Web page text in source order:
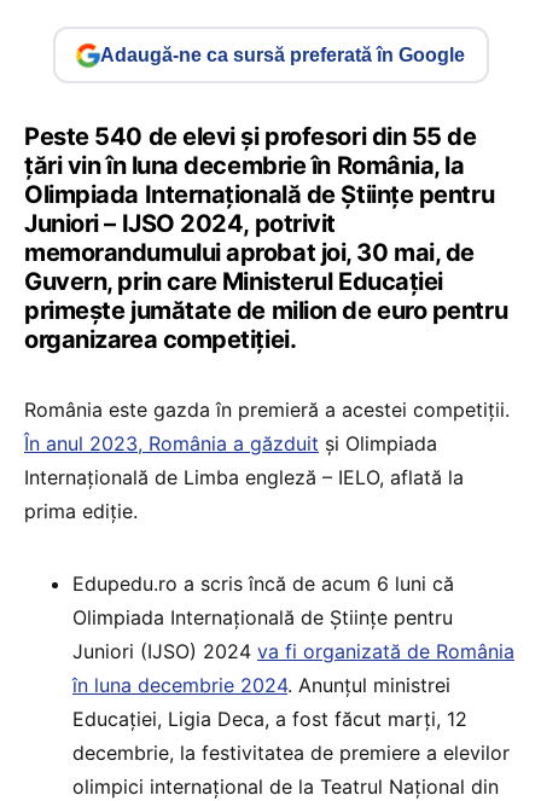
Adaugă-ne ca sursă preferată în Google
Peste 540 de elevi și profesori din 55 de
țări vin în luna decembrie în România, la
Olimpiada Internațională de Științe pentru
Juniori – IJSO 2024, potrivit
memorandumului aprobat joi, 30 mai, de
Guvern, prin care Ministerul Educației
primește jumătate de milion de euro pentru
organizarea competiției.
România este gazda în premieră a acestei competiții.
În anul 2023, România a găzduit și Olimpiada
Internațională de Limba engleză – IELO, aflată la
prima ediție.
Edupedu.ro a scris încă de acum 6 luni că
Olimpiada Internațională de Științe pentru
Juniori (IJSO) 2024 va fi organizată de România
în luna decembrie 2024. Anunțul ministrei
Educației, Ligia Deca, a fost făcut marți, 12
decembrie, la festivitatea de premiere a elevilor
olimpici internațional de la Teatrul Național din